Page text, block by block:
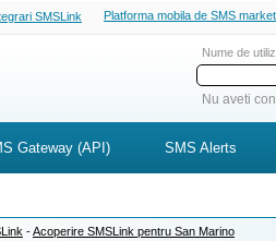
SMSLink Platforma mobila de SMS
Nume de
Nu aveti
Gateway (API) SMS Alerts
-Acoperire SMSLink pentru San Marino